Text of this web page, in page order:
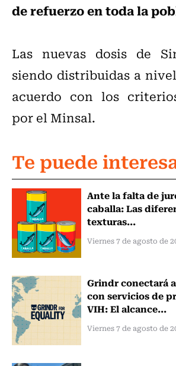
de refuerzo en toda la
Las nuevas dosis de
siendo distribuidas a
acuerdo con los
por el Minsal.
Te puede
Ante la falta de
caballa: Las
texturas...
Viernes 7 de agosto de
Grindr conectará
con servicios de
VIH: El alcance...
Viernes 7 de agosto de